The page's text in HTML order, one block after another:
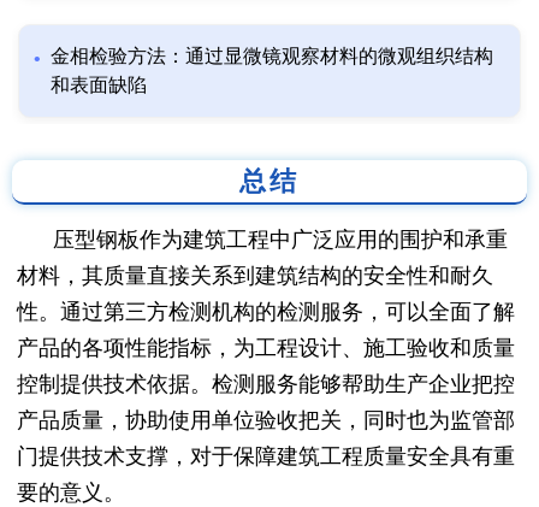
金相检验方法：通过显微镜观察材料的微观组织结构
和表面缺陷
总结
压型钢板作为建筑工程中广泛应用的围护和承重
材料，其质量直接关系到建筑结构的安全性和耐久
性。通过第三方检测机构的检测服务，可以全面了解
产品的各项性能指标，为工程设计、施工验收和质量
控制提供技术依据。检测服务能够帮助生产企业把控
产品质量，协助使用单位验收把关，同时也为监管部
门提供技术支撑，对于保障建筑工程质量安全具有重
要的意义。